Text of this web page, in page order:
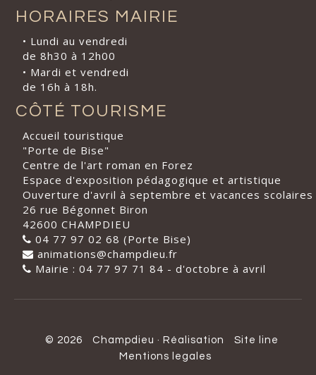
HORAIRES MAIRIE
• Lundi au vendredi
de 8h30 à 12h00
• Mardi et vendredi
de 16h à 18h.
CÔTÉ TOURISME
Accueil touristique
"Porte de Bise"
Centre de l'art roman en Forez
Espace d'exposition pédagogique et artistique
Ouverture d'avril à septembre et vacances scolaires
26 rue Bégonnet Biron
42600 CHAMPDIEU
04 77 97 02 68 (Porte Bise)
animations@champdieu.fr
Mairie : 04 77 97 71 84 - d'octobre à avril
© 2026 Champdieu · Réalisation
Site line
Mentions legales